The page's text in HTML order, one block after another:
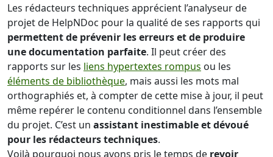
Les rédacteurs techniques apprécient l’analyseur de
projet de HelpNDoc pour la qualité de ses rapports qui
permettent de prévenir les erreurs et de produire
une documentation parfaite. Il peut créer des
rapports sur les liens hypertextes rompus ou les
éléments de bibliothèque, mais aussi les mots mal
orthographiés et, à compter de cette mise à jour, il peut
même repérer le contenu conditionnel dans l’ensemble
du projet. C’est un assistant inestimable et dévoué
pour les rédacteurs techniques.
Voilà pourquoi nous avons pris le temps de revoir